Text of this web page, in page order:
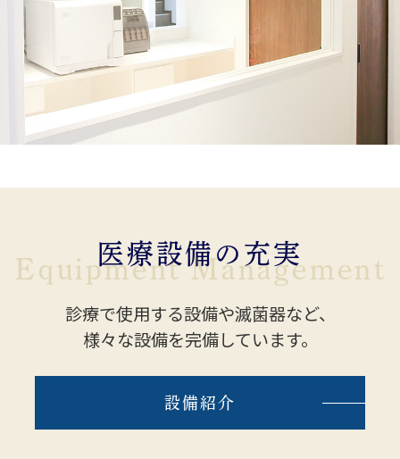
8月3日（月） 1日院長不在
8月5日（木） 1日院長不在
8月24日(月) 午後院長不在
8月26日（水） 午前院長不在
8月30日（日） 1日院長不在
院長不在日には別の歯科医師が診させて
いただきます。
ご予約はHPやお電話よりお取りいただ
けます
お気軽にお問い合わせください
医療設備の充実
Equipment Management
診療で使用する設備や滅菌器など、
様々な設備を完備しています。
設備紹介